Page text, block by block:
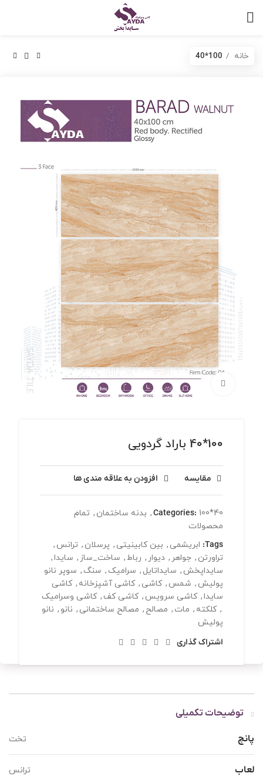
خانه 100*40
برای بزرگنمایی کلیک کنید
100*40 باراد گردویی
مقایسه افزودن به علاقه مندی ها
Categories: 100*40
, بدنه ساختمان , تمام
محصولات
Tags: ابریشمی , بین کابینیتی , پرسلان , ترانس ,
تراورتن , جواهر , دیوار , رباط, ساخت_ساز , سایدا,
سایداپخش , سایداتایل , سرامیک , سنگ , سوپر نانو
پولیش , شمس , کاشی , کاشی آشپزخانه , کاشی
سایدا, کاشی سرویس , کاشی کف , کاشی وسرامیک
, کلکته , مات , مصالح , مصالح ساختمانی , نانو , نانو
پولیش
اشتراک گذاری
توضیحات تکمیلی
پانچ تخت
لعاب ترانس